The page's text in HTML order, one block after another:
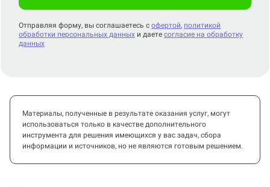
Отправляя форму, вы соглашаетесь с офертой, политикой
обработки персональных данных и даете согласие на обработку
данных
Материалы, полученные в результате оказания услуг, могут
использоваться только в качестве дополнительного
инструмента для решения имеющихся у вас задач, сбора
информации и источников, но не являются готовым решением.